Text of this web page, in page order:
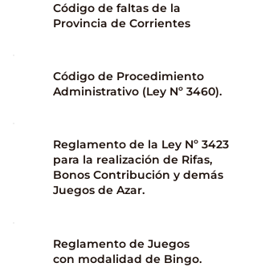
Código de faltas de la
Provincia de Corrientes
Código de Procedimiento
Administrativo (Ley Nº 3460).
Reglamento de la Ley Nº 3423
para la realización de Rifas,
Bonos Contribución y demás
Juegos de Azar.
Reglamento de Juegos
con modalidad de Bingo.